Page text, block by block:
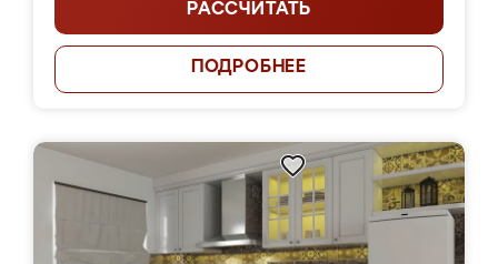
РАССЧИТАТЬ
ПОДРОБНЕЕ